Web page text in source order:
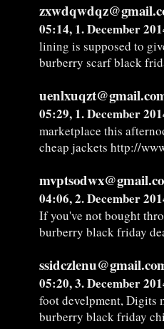
05:14, 1. December
lining is supposed to
burberry scarf black
05:29, 1. December
marketplace this
cheap jackets http://
04:06, 2. December
If you've not bought
burberry black friday
05:20, 3. December
foot develpment, Digits
burberry black friday